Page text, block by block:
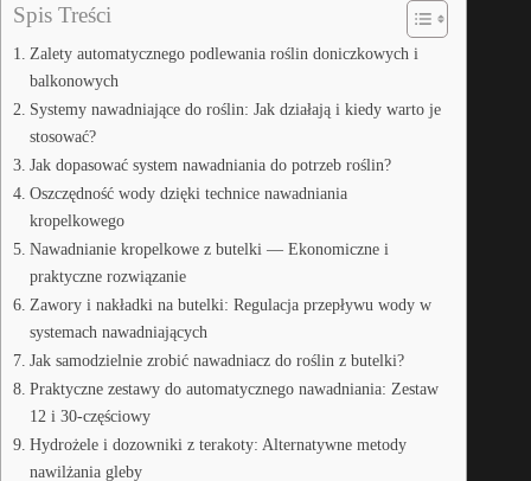
Spis Treści
Zalety automatycznego podlewania roślin doniczkowych i
balkonowych
Systemy nawadniające do roślin: Jak działają i kiedy warto je
stosować?
Jak dopasować system nawadniania do potrzeb roślin?
Oszczędność wody dzięki technice nawadniania
kropelkowego
Nawadnianie kropelkowe z butelki — Ekonomiczne i
praktyczne rozwiązanie
Zawory i nakładki na butelki: Regulacja przepływu wody w
systemach nawadniających
Jak samodzielnie zrobić nawadniacz do roślin z butelki?
Praktyczne zestawy do automatycznego nawadniania: Zestaw
12 i 30-częściowy
Hydrożele i dozowniki z terakoty: Alternatywne metody
nawilżania gleby